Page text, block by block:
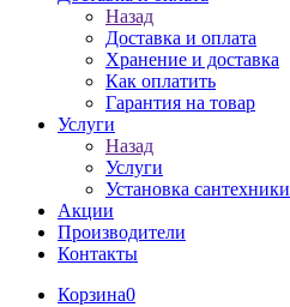
Назад
Доставка и оплата
Хранение и доставка
Как оплатить
Гарантия на товар
Услуги
Назад
Услуги
Установка сантехники
Акции
Производители
Контакты
Корзина0